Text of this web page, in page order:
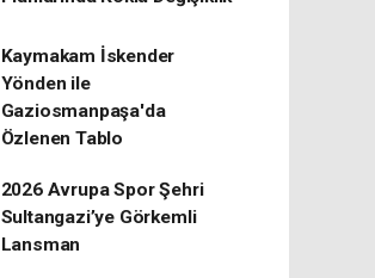
Kaymakam İskender
Yönden ile
Gaziosmanpaşa'da
Özlenen Tablo
2026 Avrupa Spor Şehri
Sultangazi’ye Görkemli
Lansman